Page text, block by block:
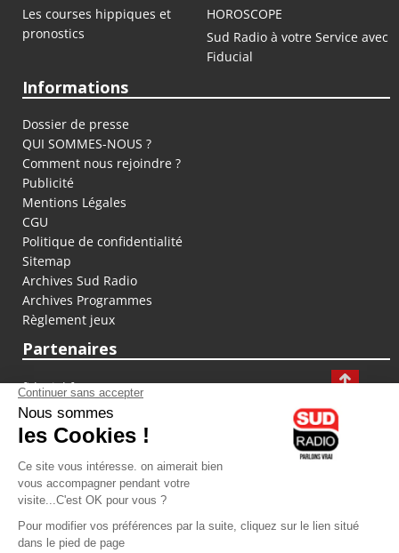
Les courses hippiques et
pronostics
HOROSCOPE
Sud Radio à votre Service avec
Fiducial
Informations
Dossier de presse
QUI SOMMES-NOUS ?
Comment nous rejoindre ?
Publicité
Mentions Légales
CGU
Politique de confidentialité
Sitemap
Archives Sud Radio
Archives Programmes
Règlement jeux
Partenaires
fiducial.fr
lyoncapitale.fr
olympique-et-lyonnais.com
L'application Iphone / Android
Téléchargez l'application